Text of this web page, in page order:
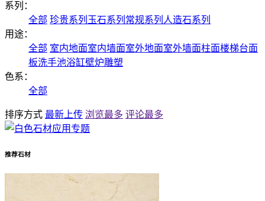
系列：
全部 珍贵系列 玉石系列 常规系列 人造石系列
用途：
全部 室内地面室内墙面室外地面室外墙面柱面楼梯台面
板洗手池浴缸壁炉雕塑
色系：
全部
排序方式 最新上传 浏览最多 评论最多
推荐石材